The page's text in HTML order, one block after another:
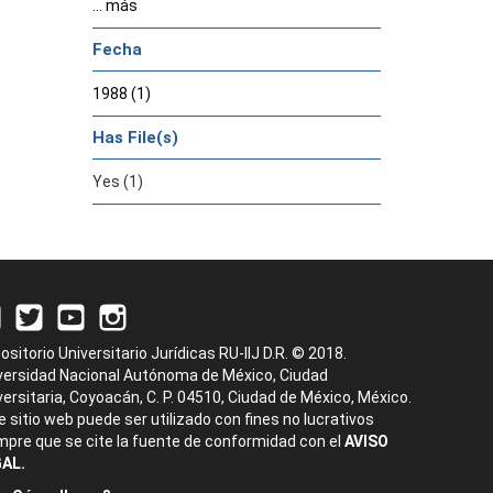
... más
Fecha
1988 (1)
Has File(s)
Yes (1)
Universitario Jurídicas RU-IIJ D.R. © 2018.
Nacional Autónoma de México, Ciudad
Coyoacán, C. P. 04510, Ciudad de México, México.
sitio web puede ser utilizado con fines no lucrativos
que se cite la fuente de conformidad con el AVISO